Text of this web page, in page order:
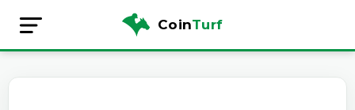
CoinTurf